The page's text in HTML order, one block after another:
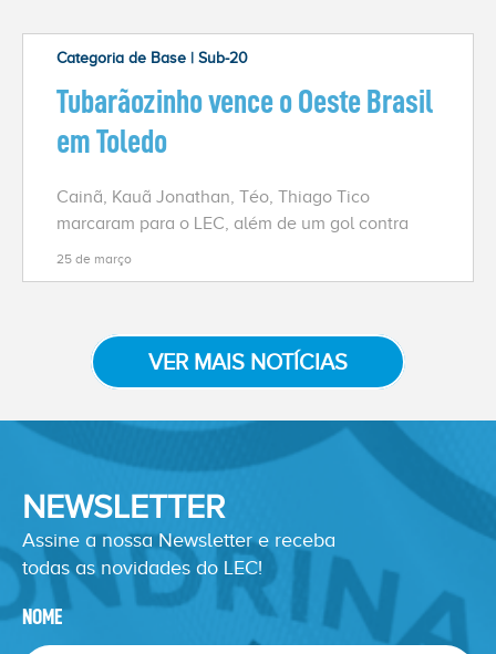
Categoria de Base | Sub-20
Tubarãozinho vence o Oeste Brasil
em Toledo
Cainã, Kauã Jonathan, Téo, Thiago Tico
marcaram para o LEC, além de um gol contra
25 de março
VER MAIS NOTÍCIAS
NEWSLETTER
Assine a nossa Newsletter e receba
todas as novidades do LEC!
NOME